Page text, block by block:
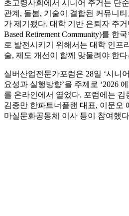
초고령사회에서 시니어 주거는 단
관계, 돌봄, 기술이 결합된 커뮤니
가 제기됐다. 대학 기반 은퇴자 주
Based Retirement Community)를 한
로 발전시키기 위해서는 대학 인프
술, 제도 개선이 함께 맞물려야 한
실버산업전문가포럼은 28일 ‘시니
요성과 실행방향’을 주제로 ‘2026
를 온라인에서 열었다. 포럼에는 김
김종만 한파트너플랜 대표, 이문오
마실문화공동체 이사 등이 참여했